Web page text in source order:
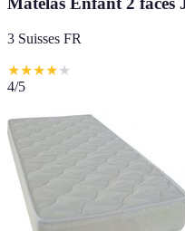
3 Suisses FR
★★★★★
4/5